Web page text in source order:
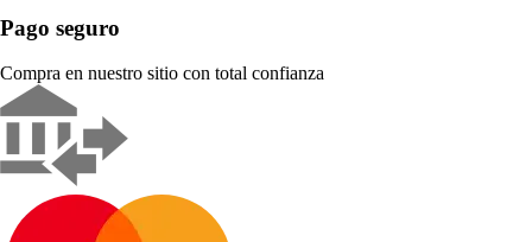
Pago seguro
Compra en nuestro sitio con total confianza